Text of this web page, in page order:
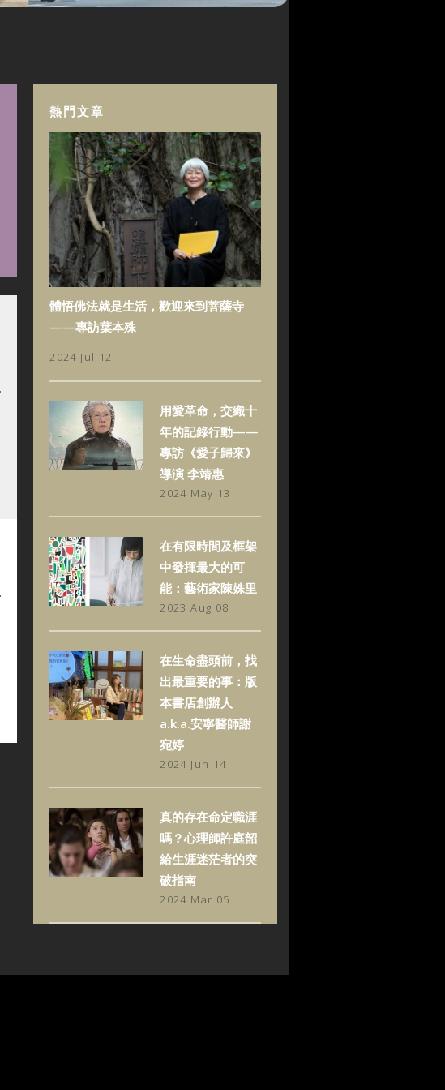
熱門文章
體悟佛法就是生活，歡迎來到菩薩寺
——專訪葉本殊
2024 Jul 12
用愛革命，交織十
年的記錄行動——
專訪《愛子歸來》
導演 李靖惠
2024 May 13
在有限時間及框架
中發揮最大的可
能：藝術家陳姝里
2023 Aug 08
在生命盡頭前，找
出最重要的事：版
本書店創辦人
a.k.a.安寧醫師謝
宛婷
2024 Jun 14
真的存在命定職涯
嗎？心理師許庭韶
給生涯迷茫者的突
破指南
2024 Mar 05